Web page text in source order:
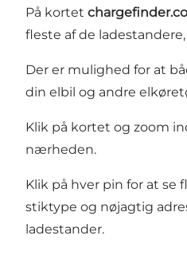
På kortet
fleste af de
Der er mulighed for at
din elbil og andre
Klik på kortet og zoom
nærheden.
Klik på hver pin for at se
stiktype og nøjagtig
ladestander.